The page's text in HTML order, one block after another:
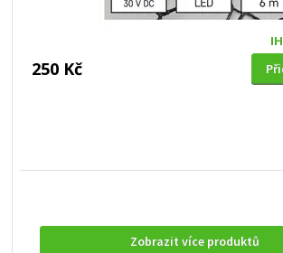
250 Kč
Zobrazit více produktů